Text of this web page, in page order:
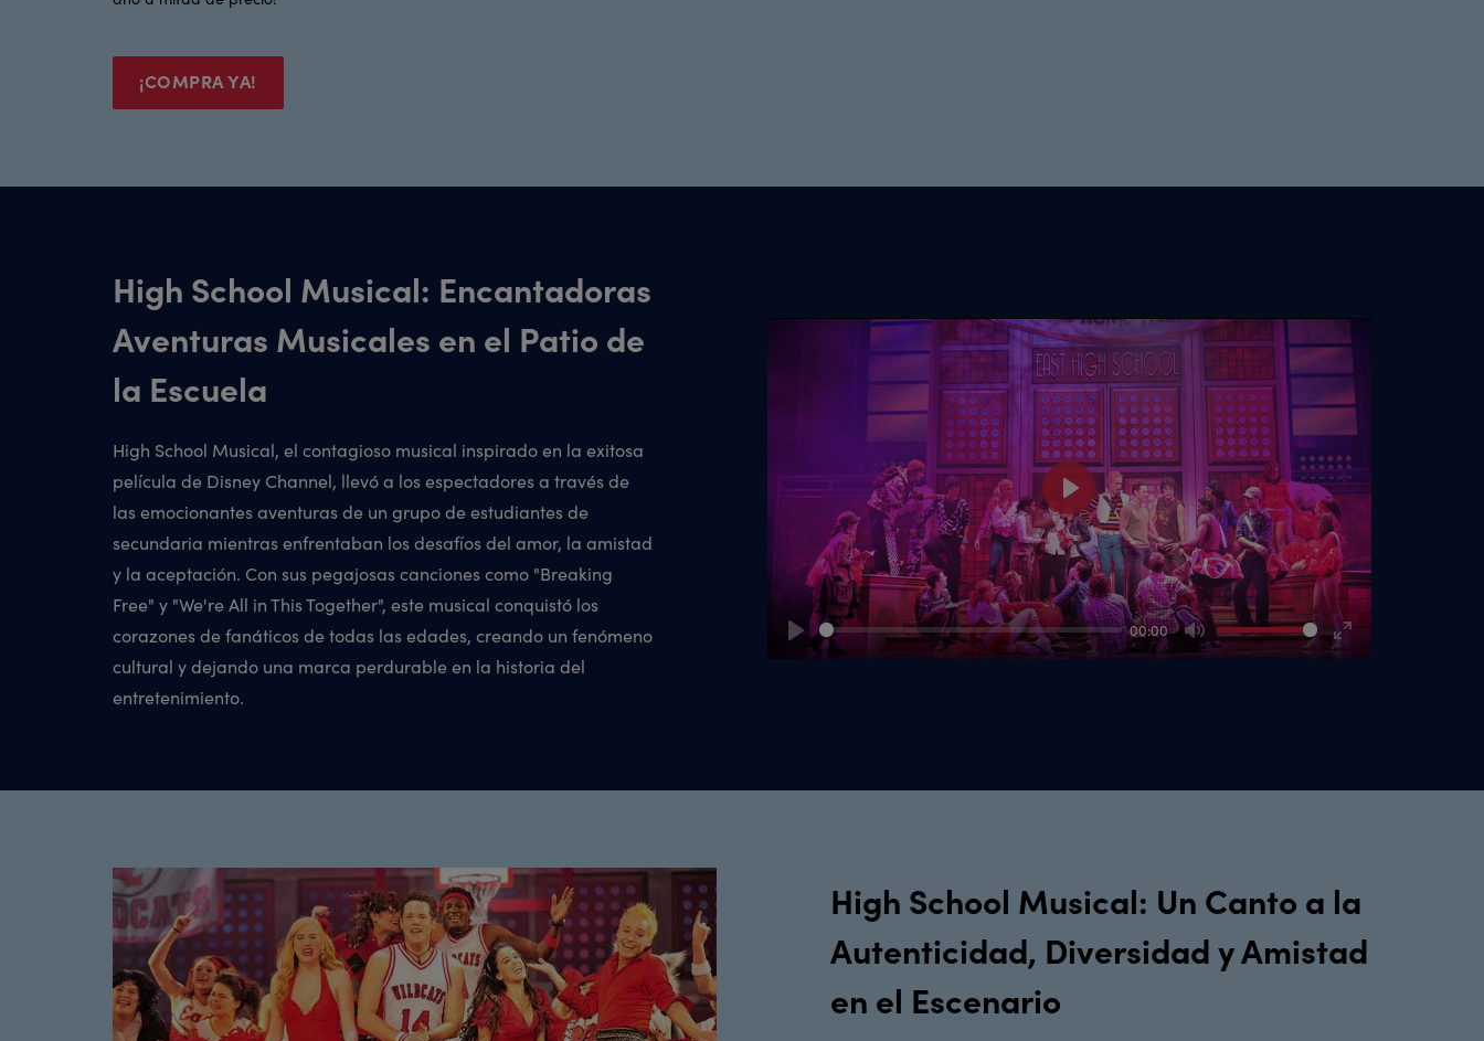
¡COMPRA YA!
High School Musical: Encantadoras
Aventuras Musicales en el Patio de
la Escuela
High School Musical, el contagioso musical inspirado en la exitosa
película de Disney Channel, llevó a los espectadores a través de
las emocionantes aventuras de un grupo de estudiantes de
secundaria mientras enfrentaban los desafíos del amor, la amistad
y la aceptación. Con sus pegajosas canciones como "Breaking
Free" y "We're All in This Together", este musical conquistó los
corazones de fanáticos de todas las edades, creando un fenómeno
cultural y dejando una marca perdurable en la historia del
entretenimiento.
Play
00:00
Mute
Enter
Play
High School Musical: Un Canto a la
Autenticidad, Diversidad y Amistad
en el Escenario